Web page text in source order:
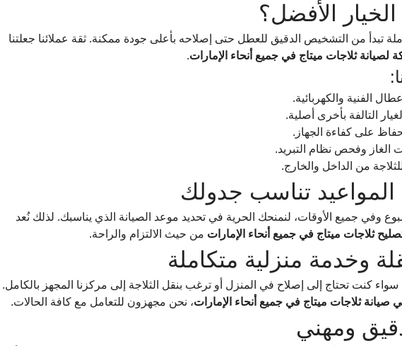
الأفضل؟
تبدأ من التشخيص الدقيق للعطل حتى إصلاحه بأعلى جودة ممكنة. ثقة عملائنا جعلتنا
لصيانة ثلاجات ميتاج في جميع أنحاء الإمارات.
الفنية والكهربائية.
التالفة بأخرى أصلية.
على كفاءة الجهاز.
الغاز وفحص نظام التبريد.
من الداخل والخارج.
تناسب جدولك
وفي جميع الأوقات، لنمنحك الحرية في تحديد موعد الصيانة الذي يناسبك. لذلك نُعد
ثلاجات ميتاج في جميع أنحاء الإمارات من حيث الالتزام والراحة.
وخدمة منزلية متكاملة
سواء كنت تحتاج إلى إصلاح في المنزل أو ترغب بنقل الثلاجة إلى مركزنا المجهز بالكامل.
ثلاجات ميتاج في جميع أنحاء الإمارات، نحن مجهزون للتعامل مع كافة الحالات.
ومهني